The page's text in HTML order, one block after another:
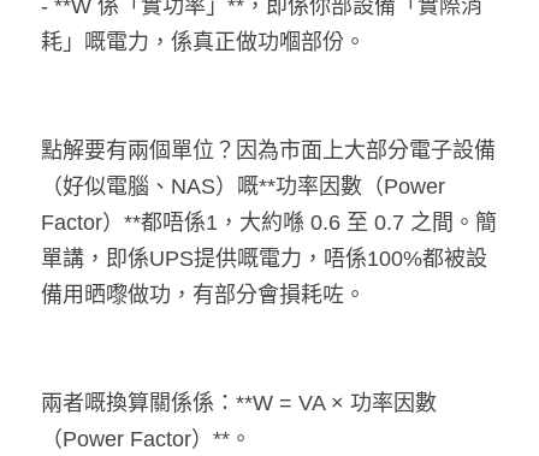
- **W 係「實功率」**，即係你部設備「實際消
耗」嘅電力，係真正做功嗰部份。
點解要有兩個單位？因為市面上大部分電子設備
（好似電腦、NAS）嘅**功率因數（Power
Factor）**都唔係1，大約喺 0.6 至 0.7 之間。簡
單講，即係UPS提供嘅電力，唔係100%都被設
備用晒嚟做功，有部分會損耗咗。
兩者嘅換算關係係：**W = VA × 功率因數
（Power Factor）**。